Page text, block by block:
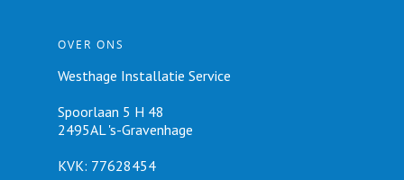
OVER ONS
Westhage Installatie Service
Spoorlaan 5 H 48
2495AL 's-Gravenhage
KVK: 77628454